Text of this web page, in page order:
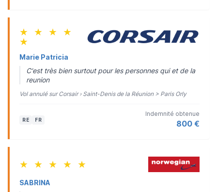
★ ★ ★ ★
★
Marie Patricia
C'est très bien surtout pour les personnes qui et de la
reunion
Vol annulé sur Corsair › Saint-Denis de la Réunion > Paris Orly
RE FR
Indemnité obtenue
800 €
★ ★ ★ ★ ★
SABRINA